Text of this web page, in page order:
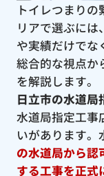
トイレつまり
リアで選ぶに
や実績だけでな
総合的な視点か
を解説します。
日立市の水道局
水道局指定工事
いがあります。
の水道局から認
する工事を正式